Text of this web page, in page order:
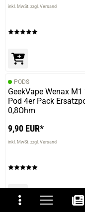
und
inkl. MwSt. zzgl. Versand
PODS
GeekVape Wenax M1
Pod 4er Pack
0,8Ohm
9,90 EUR*
inkl. MwSt. zzgl. Versand